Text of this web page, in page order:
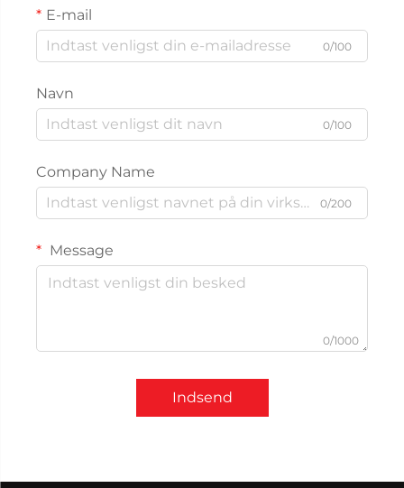
E-mail
0/100
Navn
0/100
Company Name
0/200
Message
0/1000
Indsend